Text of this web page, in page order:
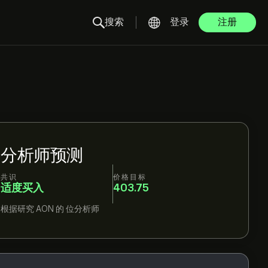
搜索 登录 注册
分析师预测
共识
适度买入
价格目标
403.75
根据研究 AON 的 位分析师